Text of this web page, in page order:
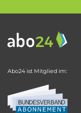
Abo24 ist Mitglied im: